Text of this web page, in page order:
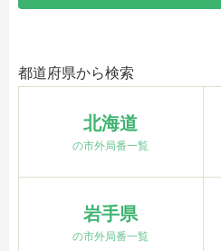
都道府県から検索
北海道
の市外局番一覧
岩手県
の市外局番一覧